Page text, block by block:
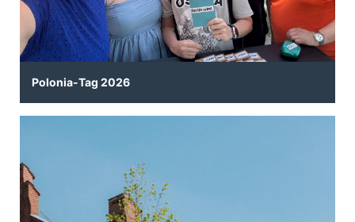
Polonia-Tag 2026